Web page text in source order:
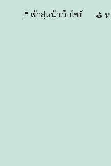
Skip to
📍 เข้าสู่หน้าเว็บไซต์ ⛳️